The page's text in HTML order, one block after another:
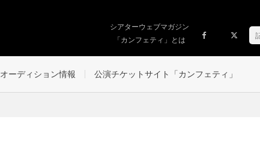
シアターウェブマガジン
「カンフェティ」とは
オーディション情報 公演チケットサイト「カンフェティ」